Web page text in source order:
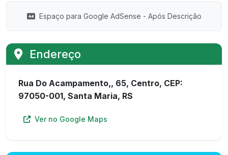
Espaço para Google AdSense - Após Descrição
Endereço
Rua Do Acampamento,, 65, Centro, CEP:
97050-001, Santa Maria, RS
Ver no Google Maps